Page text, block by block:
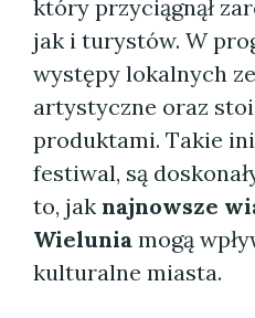
który przyciągnął
jak i turystów. W
występy lokalnych
artystyczne oraz
produktami. Takie
festiwal, są
to, jak najnowsze
Wielunia mogą
kulturalne miasta.